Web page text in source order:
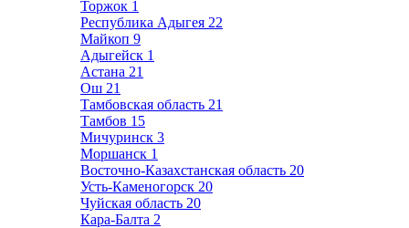
Торжок 1
Республика Адыгея 22
Майкоп 9
Адыгейск 1
Астана 21
Ош 21
Тамбовская область 21
Тамбов 15
Мичуринск 3
Моршанск 1
Восточно-Казахстанская область 20
Усть-Каменогорск 20
Чуйская область 20
Кара-Балта 2